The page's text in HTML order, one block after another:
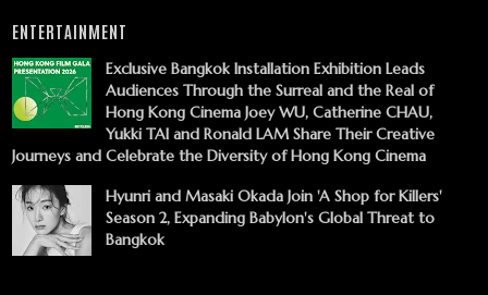
ENTERTAINMENT
Exclusive Bangkok Installation Exhibition Leads
Audiences Through the Surreal and the Real of
Hong Kong Cinema Joey WU, Catherine CHAU,
Yukki TAI and Ronald LAM Share Their Creative
Journeys and Celebrate the Diversity of Hong Kong Cinema
Hyunri and Masaki Okada Join 'A Shop for Killers'
Season 2, Expanding Babylon's Global Threat to
Bangkok